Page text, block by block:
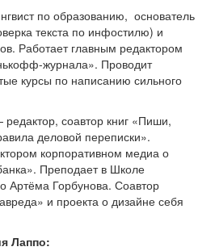
по образованию, основатель
текста по инфостилю) и
Работает главным редактором
журнала». Проводит
курсы по написанию сильного
соавтор книг «Пиши,
деловой переписки».
корпоративном медиа о
Преподает в Школе
Артёма Горбунова. Соавтор
и проекта о дизайне себя
Лаппо: